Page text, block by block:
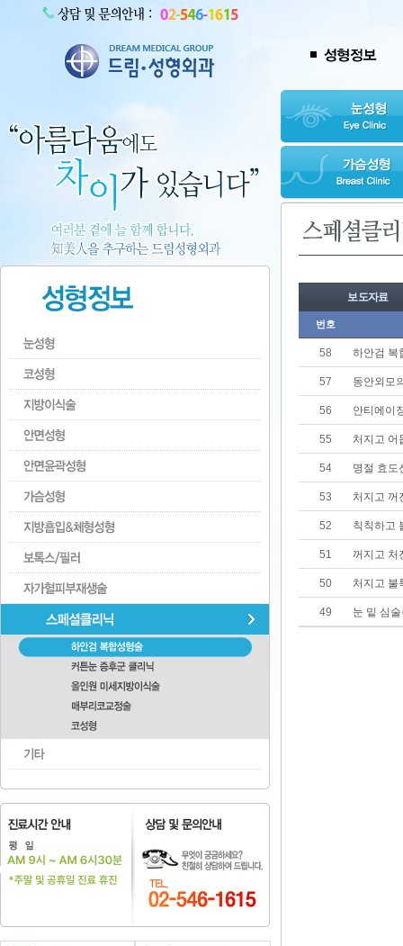
보도자료
번호
58 하안검 복
57 동안외모
56 안티에이
55 처지고 어
54 명절 효도
53 처지고 꺼
52 칙칙하고
51 꺼지고 처
50 처지고 불
49 눈 밑 심